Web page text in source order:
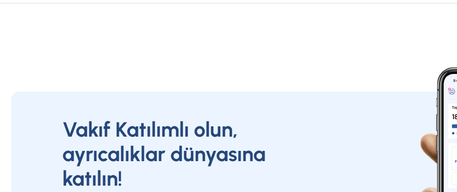
ve Müşteri sadece hesaptaki TL anaparasını alacaktır.
Erken kapama günü saat 11.00’de Merkez Bankasınca
kurundan düşük olması durumunda ise erken kapama
ilan edilen döviz alış kurundan hesap bakiyesi ödenir.
halinde, döviz kurunda yaşanacak düşüşe bağlı olarak
YUVAM hesaplarına dönüştürülen döviz tutarları
oranlarda hesaplanan ilave getiri, Türk Lirası olarak
Vakıf Katılımlı olun,
ayrıcalıklar dünyasına
katılın!